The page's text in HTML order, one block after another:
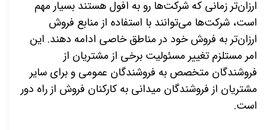
ارزانتر زمانی که شرکتها رو به افول هستند بسیار مهم
است، شرکتها میتوانند با استفاده از منابع فروش
ارزانتر به فروش خود در مناطق خاصی ادامه دهند. این
امر مستلزم تغییر مسئولیت برخی از مشتریان از
فروشندگان متخصص به فروشندگان عمومی و برای سایر
مشتریان از فروشندگان میدانی به کارکنان فروش از راه دور
است.